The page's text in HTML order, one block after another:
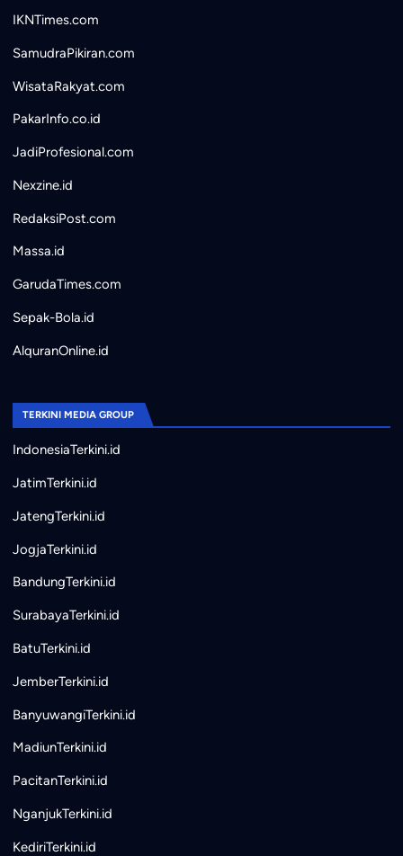
IKNTimes.com
SamudraPikiran.com
WisataRakyat.com
PakarInfo.co.id
JadiProfesional.com
Nexzine.id
RedaksiPost.com
Massa.id
GarudaTimes.com
Sepak-Bola.id
AlquranOnline.id
TERKINI MEDIA GROUP
IndonesiaTerkini.id
JatimTerkini.id
JatengTerkini.id
JogjaTerkini.id
BandungTerkini.id
SurabayaTerkini.id
BatuTerkini.id
JemberTerkini.id
BanyuwangiTerkini.id
MadiunTerkini.id
PacitanTerkini.id
NganjukTerkini.id
KediriTerkini.id